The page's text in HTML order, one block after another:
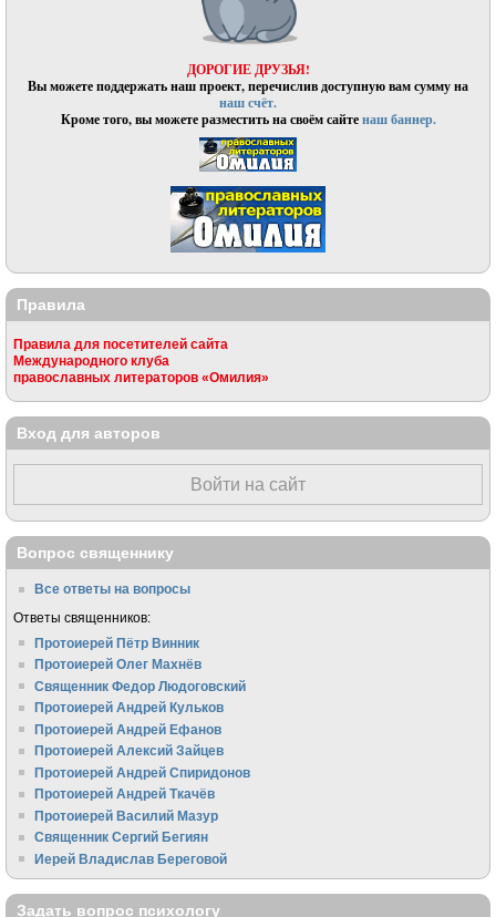
ДОРОГИЕ ДРУЗЬЯ!
Вы можете поддержать наш проект, перечислив доступную вам сумму на
наш счёт.
Кроме того, вы можете разместить на своём сайтенаш баннер.
Правила
Правила для посетителей сайта
Международного клуба
православных литераторов «Омилия»
Вход для авторов
Войти на сайт
Вопрос священнику
Все ответы на вопросы
Ответы священников:
Протоиерей Пётр Винник
Протоиерей Олег Махнёв
Священник Федор Людоговский
Протоиерей Андрей Кульков
Протоиерей Андрей Ефанов
Протоиерей Алексий Зайцев
Протоиерей Андрей Спиридонов
Протоиерей Андрей Ткачёв
Протоиерей Василий Мазур
Священник Сергий Бегиян
Иерей Владислав Береговой
Задать вопрос психологу